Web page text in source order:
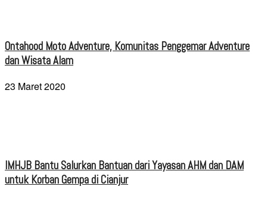
Ontahood Moto Adventure, Komunitas Penggemar Adventure
dan Wisata Alam
23 Maret 2020
IMHJB Bantu Salurkan Bantuan dari Yayasan AHM dan DAM
untuk Korban Gempa di Cianjur